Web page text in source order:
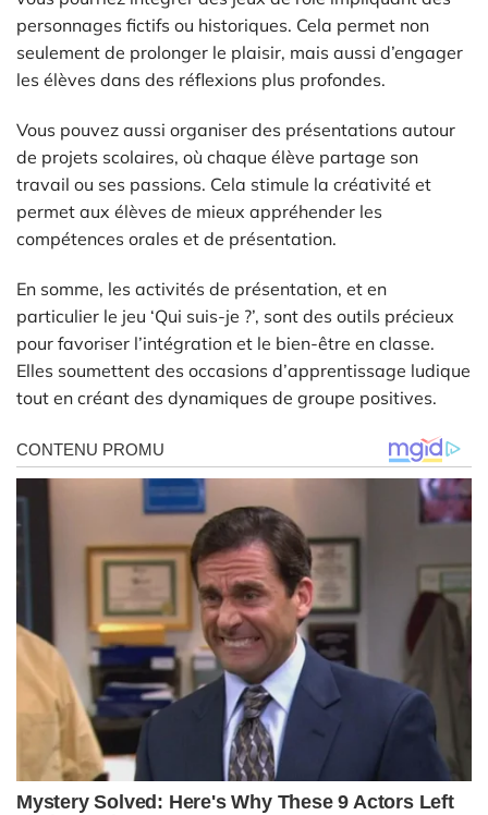
personnages fictifs ou historiques. Cela permet non
seulement de prolonger le plaisir, mais aussi d’engager
les élèves dans des réflexions plus profondes.
Vous pouvez aussi organiser des présentations autour
de projets scolaires, où chaque élève partage son
travail ou ses passions. Cela stimule la créativité et
permet aux élèves de mieux appréhender les
compétences orales et de présentation.
En somme, les activités de présentation, et en
particulier le jeu ‘Qui suis-je ?’, sont des outils précieux
pour favoriser l’intégration et le bien-être en classe.
Elles soumettent des occasions d’apprentissage ludique
tout en créant des dynamiques de groupe positives.